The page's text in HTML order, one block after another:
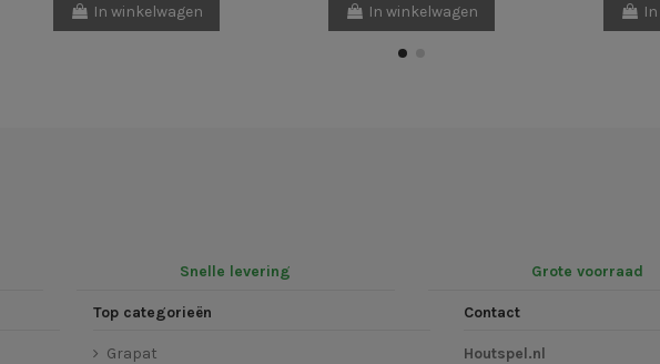
In winkelwagen In winkelwagen
Snelle levering Grote voorraad
Top categorieën
Grapat
Contact
Houtspel.nl